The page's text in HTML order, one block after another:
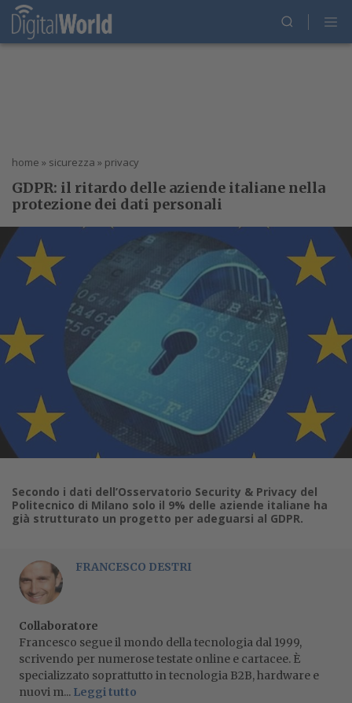
home » sicurezza » privacy
GDPR: il ritardo delle aziende italiane nella
protezione dei dati personali
Secondo i dati dell’Osservatorio Security & Privacy del
Politecnico di Milano solo il 9% delle aziende italiane ha
già strutturato un progetto per adeguarsi al GDPR.
FRANCESCO DESTRI
Collaboratore
Francesco segue il mondo della tecnologia dal 1999,
scrivendo per numerose testate online e cartacee. È
specializzato soprattutto in tecnologia B2B, hardware e
nuovi m... Leggi tutto